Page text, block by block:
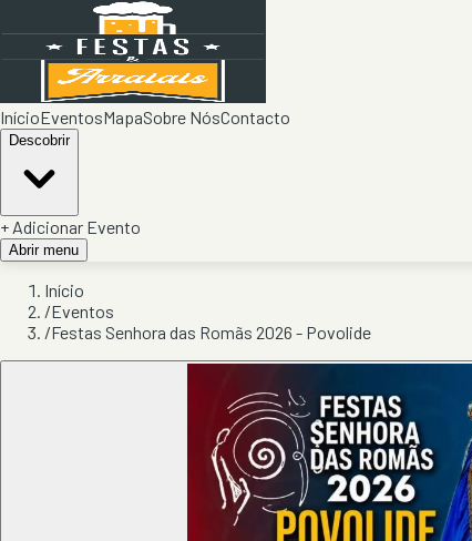
InícioEventosMapaSobre NósContacto
Descobrir
+ Adicionar Evento
Abrir menu
Início
/Eventos
/Festas Senhora das Romãs 2026 - Povolide